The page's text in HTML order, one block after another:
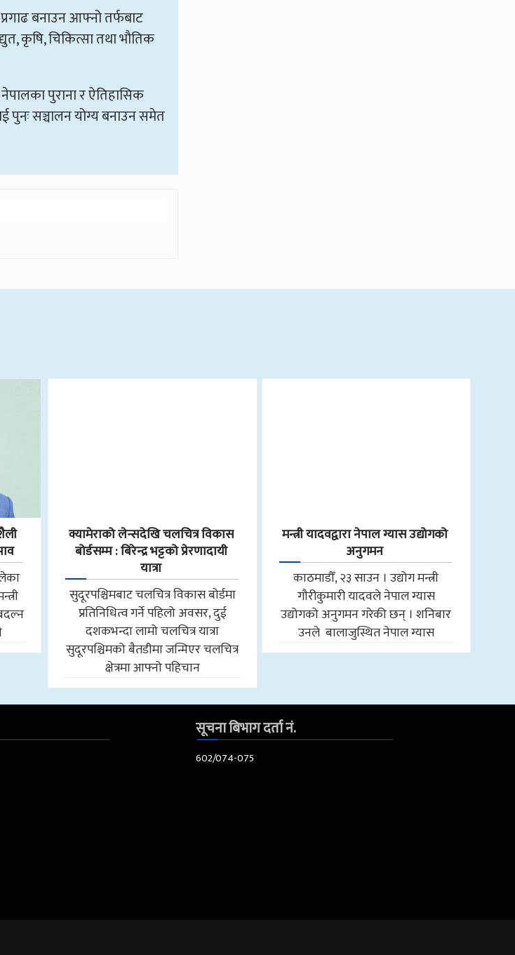
बनाउन आफ्नो तर्फबाट
कृषि, चिकित्सा तथा भौतिक
पुराना र ऐतिहासिक
पुनः सञ्चालन योग्य बनाउन समेत
क्यामेराको लेन्सदेखि चलचित्र विकास
बोर्डसम्म : बिरेन्द्र भट्टको प्रेरणादायी
यात्रा
सुदूरपश्चिमबाट चलचित्र विकास बोर्डमा
प्रतिनिधित्व गर्ने पहिलो अवसर, दुई
दशकभन्दा लामो चलचित्र यात्रा
सुदूरपश्चिमको बैतडीमा जन्मिएर चलचित्र
क्षेत्रमा आफ्नो पहिचान
मन्त्री यादवद्वारा नेपाल ग्यास उद्योगको
अनुगमन
काठमाडौँ, २३ साउन । उद्योग मन्त्री
गौरीकुमारी यादवले नेपाल ग्यास
उद्योगको अनुगमन गरेकी छन् । शनिबार
उनले बालाजुस्थित नेपाल ग्यास
सूचना बिभाग दर्ता नं.
602/074-075